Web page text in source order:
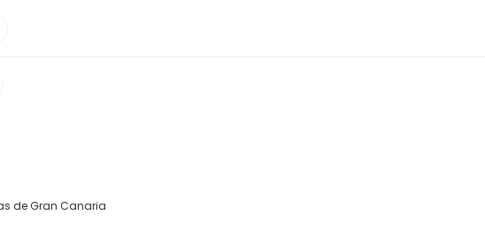
de Gran Canaria